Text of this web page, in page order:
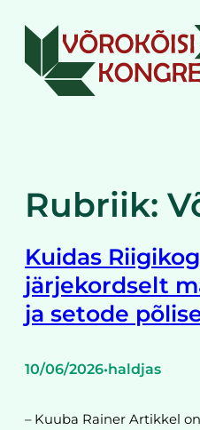
sisu
Rubriik:
Kuidas
järjekordselt
ja setode
10/06/2026•haldjas
– Kuuba Rainer Artikkel